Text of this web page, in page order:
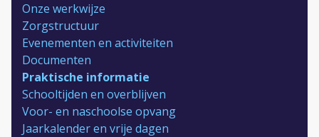
Onze werkwijze
Zorgstructuur
Evenementen en activiteiten
Documenten
Praktische informatie
Schooltijden en overblijven
Voor- en naschoolse opvang
Jaarkalender en vrije dagen